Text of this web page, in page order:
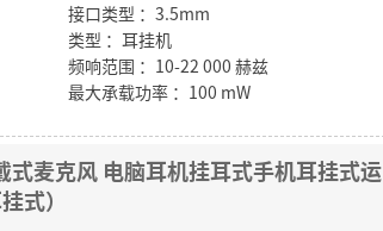
接口类型 ：3.5mm
类型 ：耳挂机
频响范围 ：10-22 000 赫兹
最大承载功率 ：100 mW
麦克风 电脑耳机挂耳式手机耳挂式运
式）